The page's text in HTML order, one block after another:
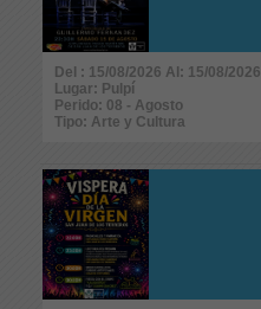
Del : 15/08/2026 Al: 15/08/2026
Lugar: Pulpí
Perido: 08 - Agosto
Tipo: Arte y Cultura